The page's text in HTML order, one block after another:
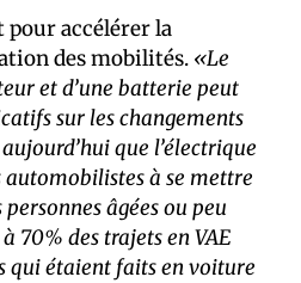
accélérer la
des mobilités. «Le
et d’une batterie peut
sur les changements
que l’électrique
automobilistes à se mettre
âgées ou peu
70% des trajets en VAE
qui étaient faits en voiture